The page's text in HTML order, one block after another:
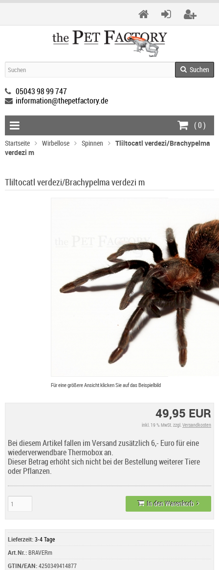
Suchen
05043 98 99 747
information@thepetfactory.de
(0)
Startseite Wirbellose Spinnen
Tliltocatl verdezi/Brachypelma
verdezi m
Tliltocatl verdezi/Brachypelma verdezi m
Für eine größere Ansicht klicken Sie auf das Beispielbild
49,95 EUR
inkl. 19 % MwSt. zzgl.Versandkosten
Bei diesem Artikel fallen im Versand zusätzlich 6,- Euro für eine
wiederverwendbare Thermobox an.
Dieser Betrag erhöht sich nicht bei der Bestellung weiterer Tiere
oder Pflanzen.
In den Warenkorb
Lieferzeit:3-4 Tage
Art.Nr.:BRAVERm
GTIN/EAN:4250349414877